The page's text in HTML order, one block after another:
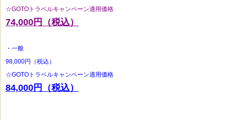
☆GOTOトラベルキャンペーン適用価格
74,000円（税込）
・一般
98,000円（税込）
☆GOTOトラベルキャンペーン適用価格
84,000円（税込）